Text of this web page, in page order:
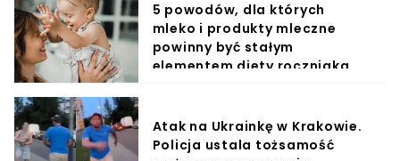
5 powodów, dla których
mleko i produkty mleczne
powinny być stałym
elementem diety roczniaka
Atak na Ukrainkę w Krakowie.
Policja ustala tożsamość